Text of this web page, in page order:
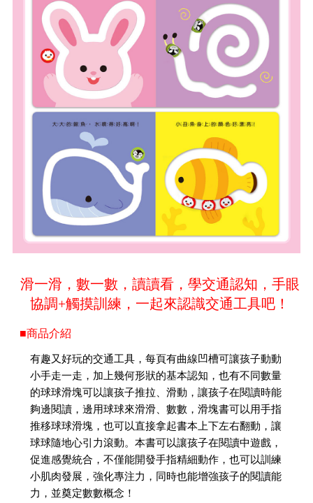
滑一滑，數一數，讀讀看，學交通認知，手眼
協調+觸摸訓練，一起來認識交通工具吧！
■商品介紹
有趣又好玩的交通工具，每頁有曲線凹槽可讓孩子動動
小手走一走，加上幾何形狀的基本認知，也有不同數量
的球球滑塊可以讓孩子推拉、滑動，讓孩子在閱讀時能
夠邊閱讀，邊用球球來滑滑、數數，滑塊書可以用手指
推移球球滑塊，也可以直接拿起書本上下左右翻動，讓
球球隨地心引力滾動。本書可以讓孩子在閱讀中遊戲，
促進感覺統合，不僅能開發手指精細動作，也可以訓練
小肌肉發展，強化專注力，同時也能增強孩子的閱讀能
力，並奠定數數概念！